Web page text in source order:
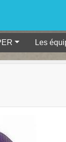
Les